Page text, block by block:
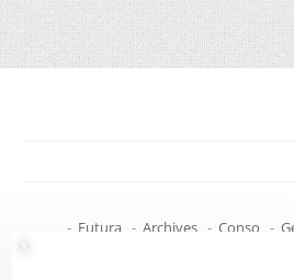
- Futura - Archives - Conso -